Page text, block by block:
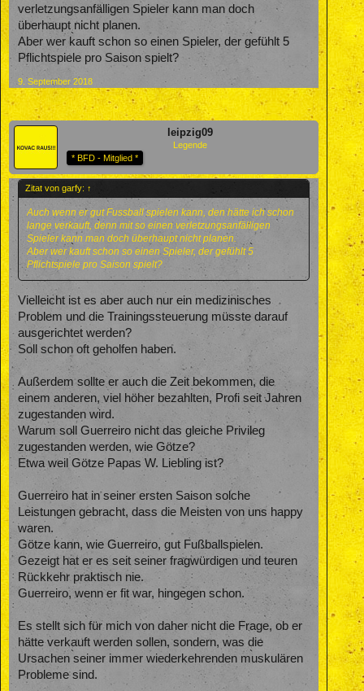
verletzungsanfälligen Spieler kann man doch
überhaupt nicht planen.
Aber wer kauft schon so einen Spieler, der gefühlt 5
Pflichtspiele pro Saison spielt?
9. September 2018
leipzig09
Legende
* BFD - Mitglied *
Zitat von garfy: ↑
Auch wenn er gut Fussball spielen kann, den hätte ich schon
lange verkauft, denn mit so einen verletzungsanfälligen
Spieler kann man doch überhaupt nicht planen.
Aber wer kauft schon so einen Spieler, der gefühlt 5
Pflichtspiele pro Saison spielt?
Vielleicht ist es aber auch nur ein medizinisches
Problem und die Trainingssteuerung müsste darauf
ausgerichtet werden?
Soll schon oft geholfen haben.
Außerdem sollte er auch die Zeit bekommen, die
einem anderen, viel höher bezahlten, Profi seit Jahren
zugestanden wird.
Warum soll Guerreiro nicht das gleiche Privileg
zugestanden werden, wie Götze?
Etwa weil Götze Papas W. Liebling ist?
Guerreiro hat in seiner ersten Saison solche
Leistungen gebracht, dass die Meisten von uns happy
waren.
Götze kann, wie Guerreiro, gut Fußballspielen.
Gezeigt hat er es seit seiner fragwürdigen und teuren
Rückkehr praktisch nie.
Guerreiro, wenn er fit war, hingegen schon.
Es stellt sich für mich von daher nicht die Frage, ob er
hätte verkauft werden sollen, sondern, was die
Ursachen seiner immer wiederkehrenden muskulären
Probleme sind.